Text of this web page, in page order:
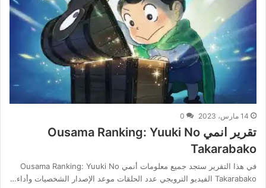
14 مارس، 2023 0
تقرير انمي Ousama Ranking: Yuuki No
Takarabako
في هذا التقرير ستجد جميع معلومات أنمي Ousama Ranking: Yuuki No
Takarabako الفيديو الترويجي عدد الحلقات موعد الإصدار الشخصيات وأداء…